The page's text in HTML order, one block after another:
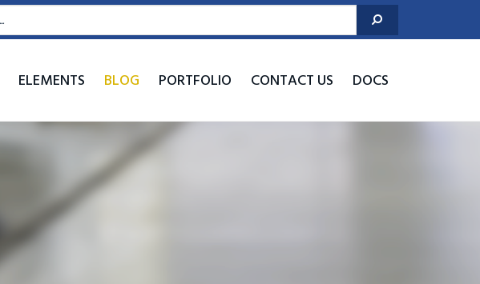
ELEMENTS BLOG PORTFOLIO CONTACT US DOCS